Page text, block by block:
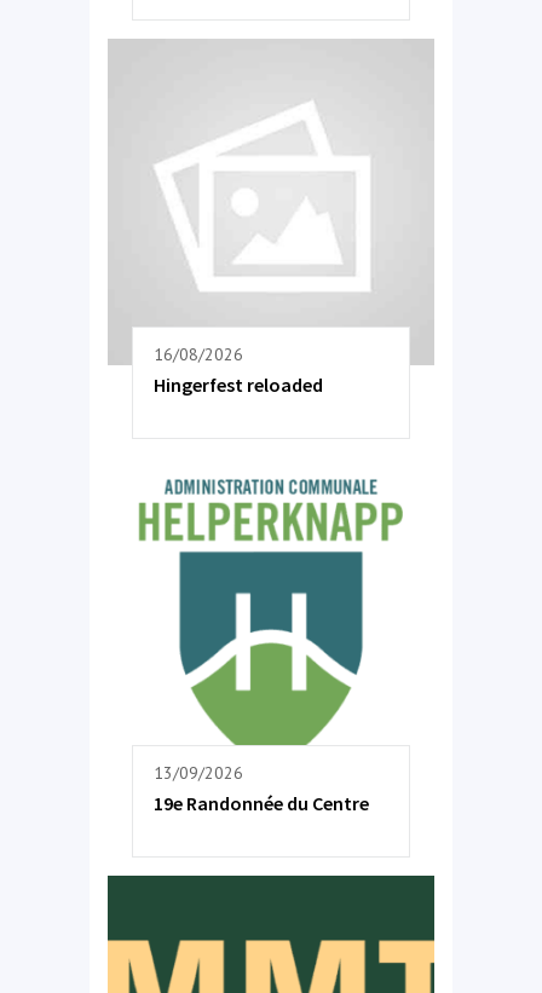
16/08/2026
Hingerfest reloaded
13/09/2026
19e Randonnée du Centre